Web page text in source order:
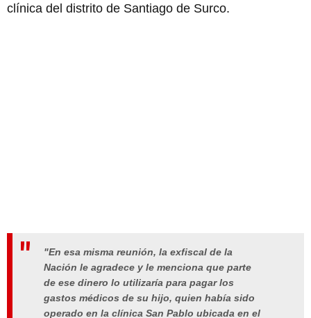
clínica del distrito de Santiago de Surco.
"En esa misma reunión, la exfiscal de la
Nación le agradece y le menciona que parte
de ese dinero lo utilizaría para pagar los
gastos médicos de su hijo, quien había sido
operado en la clínica San Pablo ubicada en el